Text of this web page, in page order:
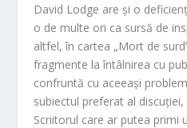
David Lodge are și o
o de multe ori ca sursă de
altfel, în cartea „Mort de
fragmente la întâlnirea cu
confruntă cu aceeași
subiectul preferat al
Scriitorul care ar putea primi